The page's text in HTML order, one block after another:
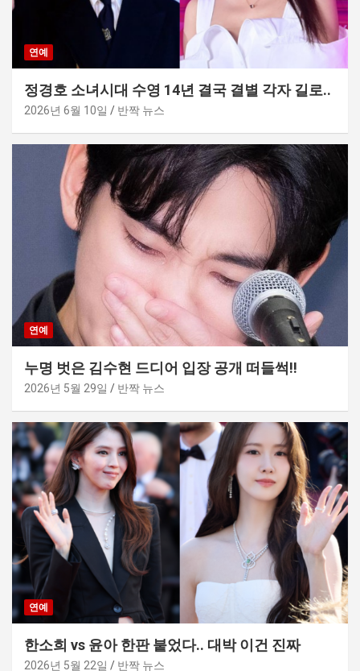
연예
정경호 소녀시대 수영 14년 결국 결별 각자 길로..
2026년 6월 10일 반짝 뉴스
연예
누명 벗은 김수현 드디어 입장 공개 떠들썩!!
2026년 5월 29일 반짝 뉴스
연예
한소희 vs 윤아 한판 붙었다.. 대박 이건 진짜
2026년 5월 22일 반짝 뉴스